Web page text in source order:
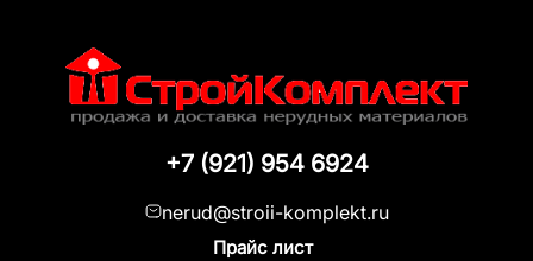
+7 (921) 954 6924
nerud@stroii-komplekt.ru
Прайс лист